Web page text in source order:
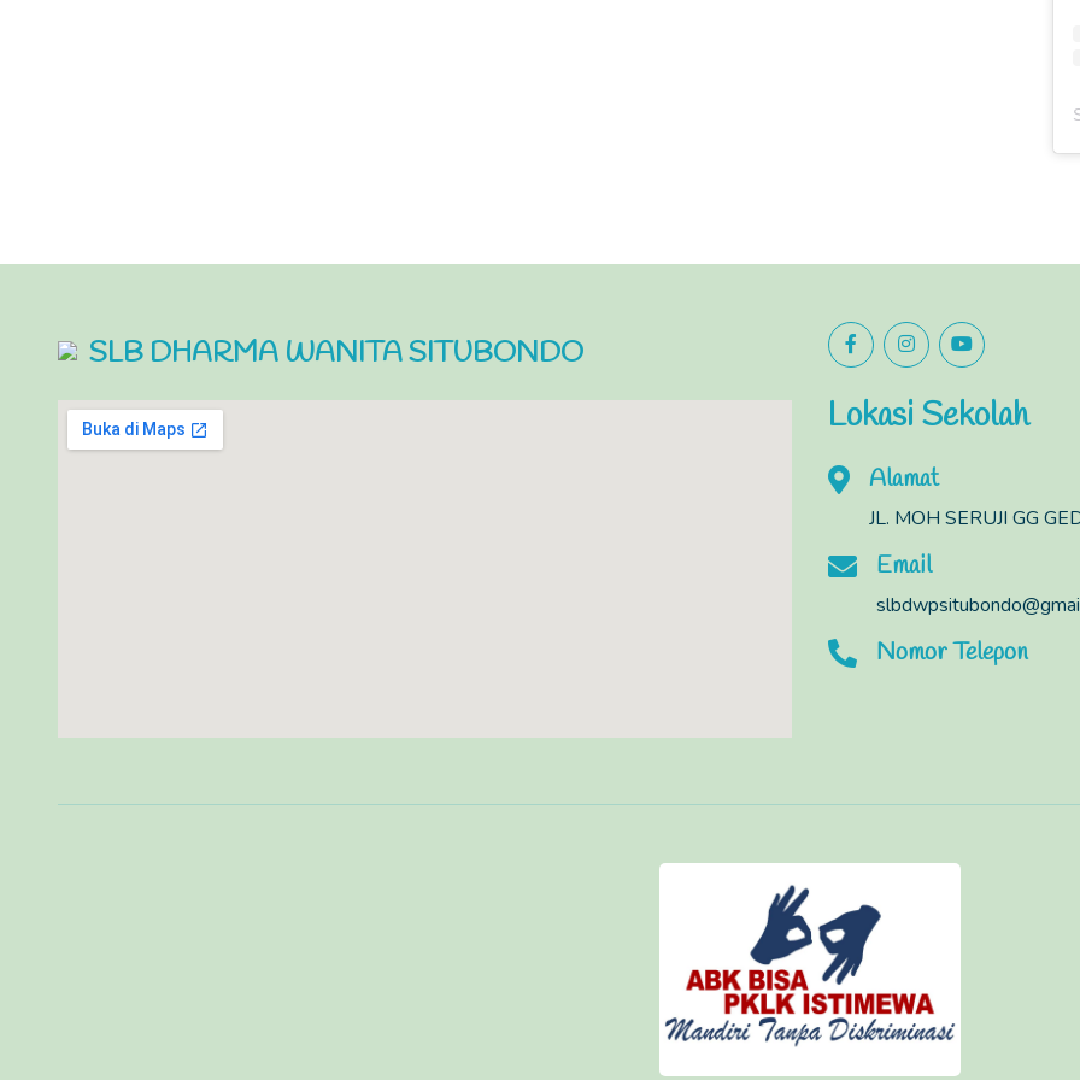
SLB DHARMA WANITA SITUBONDO
Lokasi Sekolah
Alamat
JL. MOH SERUJI GG
Email
Nomor Telepon